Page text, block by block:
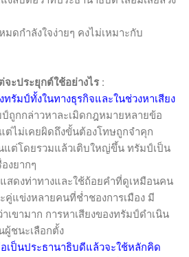
ลังใจง่ายๆ คงไม่เหมาะกับ
ะประยุกต์ใช้อย่างไร :
รัมป์ทั้งในทางธุรกิจและในช่วงหาเสียง
ถูกกล่าวหาละเมิดกฎหมายหลายข้อ
ต่ไม่เคยผิดถึงขั้นต้องโทษถูกจำคุก
แต่โดยรวมแล้วเติบใหญ่ขึ้น ทรัมป์เป็น
งยากๆ
ท่าทางและใช้ถ้อยคำที่ดูเหมือนคน
คู่แข่งหลายคนที่ช่ำชองการเมือง มี
าเขามาก การหาเสียงของทรัมป์ดำเนิน
ผู้ชนะเลือกตั้ง
เป็นประธานาธิบดีแล้วจะใช้หลักคิด